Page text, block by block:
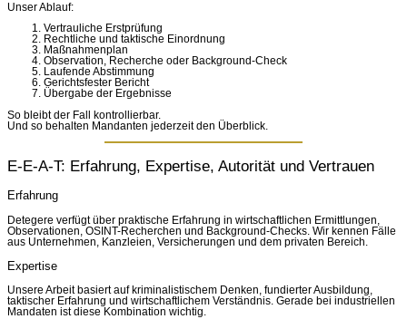
Unser Ablauf:
Vertrauliche Erstprüfung
Rechtliche und taktische Einordnung
Maßnahmenplan
Observation, Recherche oder Background-Check
Laufende Abstimmung
Gerichtsfester Bericht
Übergabe der Ergebnisse
So bleibt der Fall kontrollierbar.
Und so behalten Mandanten jederzeit den Überblick.
E-E-A-T: Erfahrung, Expertise, Autorität und Vertrauen
Erfahrung
Detegere verfügt über praktische Erfahrung in wirtschaftlichen Ermittlungen,
Observationen, OSINT-Recherchen und Background-Checks. Wir kennen Fälle
aus Unternehmen, Kanzleien, Versicherungen und dem privaten Bereich.
Expertise
Unsere Arbeit basiert auf kriminalistischem Denken, fundierter Ausbildung,
taktischer Erfahrung und wirtschaftlichem Verständnis. Gerade bei industriellen
Mandaten ist diese Kombination wichtig.